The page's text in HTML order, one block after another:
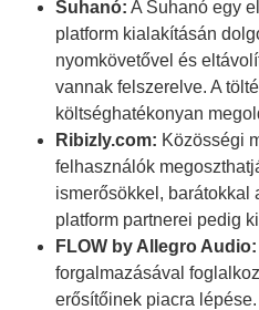
Suhanó: A Suhanó egy
platform kialakításán
nyomkövetővel és
vannak felszerelve. A
költséghatékonyan
Ribizly.com: Közösségi
felhasználók
ismerősökkel, barátokkal
platform partnerei pedig
FLOW by Allegro Audio:
forgalmazásával
erősítőinek piacra lépése.